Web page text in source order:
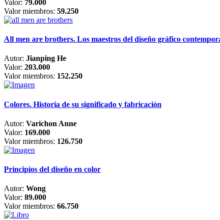
Valor: 79.000
Valor miembros: 59.250
All men are brothers. Los maestros del diseño gráfico
Autor: Jianping He
Valor: 203.000
Valor miembros: 152.250
Colores. Historia de su significado y fabricación
Autor: Varichon Anne
Valor: 169.000
Valor miembros: 126.750
Principios del diseño en color
Autor: Wong
Valor: 89.000
Valor miembros: 66.750